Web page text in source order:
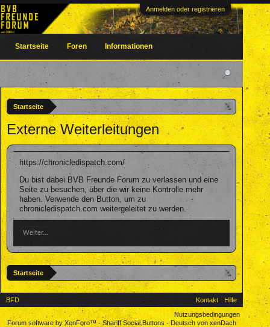
Anmelden oder registrieren
Startseite
Externe Weiterleitungen
https://chronicledispatch.com/
Du bist dabei BVB Freunde Forum zu verlassen und eine
Seite zu besuchen, über die wir keine Kontrolle mehr
haben. Verwende den Button, um zu
chronicledispatch.com weitergeleitet zu werden.
Weiter...
Startseite
Startseite Foren Informationen
BFD Kontakt
Hilfe
Nutzungsbedingungen
Forum software by XenForo™-Shariff Social Buttons- Deutsch von xenDach